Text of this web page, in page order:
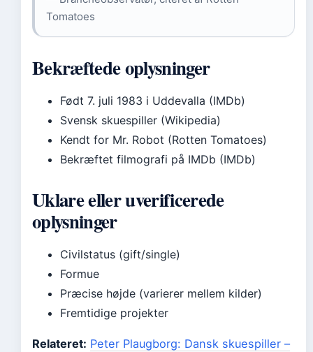
Tomatoes
Bekræftede oplysninger
Født 7. juli 1983 i Uddevalla (IMDb)
Svensk skuespiller (Wikipedia)
Kendt for Mr. Robot (Rotten Tomatoes)
Bekræftet filmografi på IMDb (IMDb)
Uklare eller uverificerede
oplysninger
Civilstatus (gift/single)
Formue
Præcise højde (varierer mellem kilder)
Fremtidige projekter
Relateret: Peter Plaugborg: Dansk skuespiller –